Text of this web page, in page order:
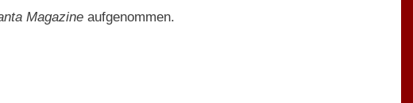
Magazine aufgenommen.